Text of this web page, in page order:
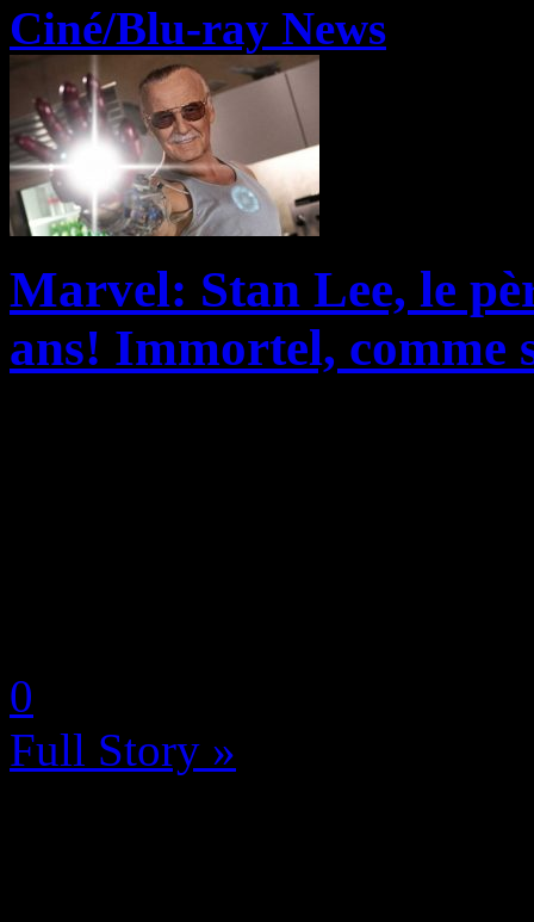
Ciné/Blu-ray News
Marvel: Stan Lee, le
ans! Immortel, comme
0
Full Story »